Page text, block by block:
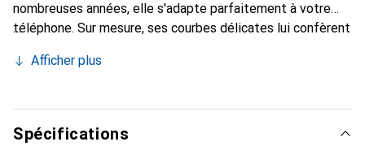
nombreuses années, elle s'adapte parfaitement à votre
téléphone. Sur mesure, ses courbes délicates lui confèrent
et indispensable de votre smartphone. Reconnu
marque Noreve est un choix sûr pour une clientèle
exigeante.
Afficher plus
Spécifications